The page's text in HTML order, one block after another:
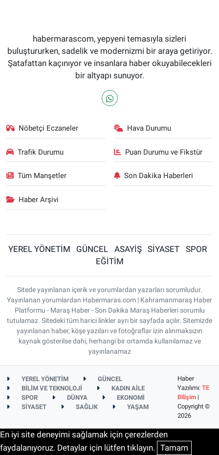
habermarascom, yepyeni temasıyla sizleri
buluştururken, sadelik ve modernizmi bir araya getiriyor.
Şatafattan kaçınıyor ve insanlara haber okuyabilecekleri
bir altyapı sunuyor.
Nöbetçi Eczaneler Hava Durumu
Trafik Durumu Puan Durumu ve Fikstür
Tüm Manşetler Son Dakika Haberleri
Haber Arşivi
YEREL YÖNETİM GÜNCEL ASAYİŞ SİYASET
SPOR
EĞİTİM
Sitede yayınlanan içerik ve yorumlardan yazarları sorumludur.
Yayınlanan yorumlardan Habermaras.com | Kahramanmaraş Haber
Platformu - Maraş Haber - Son Dakika Maraş Haberleri sorumlu
tutulamaz. Sitedeki tüm harici linkler ayrı bir sayfada açılır. Sitemizde
yayınlanan haber, köşe yazıları ve fotoğraflar izin alınmaksızın
kaynak gösterilse dahi, herhangi bir ortamda kullanılamaz ve
yayınlanamaz
YEREL YÖNETİM
GÜNCEL
BİLİM VE TEKNOLOJİ
KADIN AİLE
SPOR
DÜNYA
EKONOMİ
SİYASET
SAĞLIK YAŞAM
Haber
Yazılımı: TE
Bilişim|
Copyright ©
2026
En iyi site deneyimi sağlamak için çerezlerden
faydalanıyoruz. Detaylar için lütfen tıklayın. Tamam